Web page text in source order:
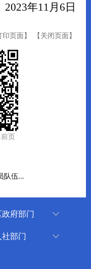
2023年11月6日
印页面】 【关闭页面】
页
【一图看懂】关于加强劳动关系协调员队伍建设的实施意见
政府部门
审计厅
部门